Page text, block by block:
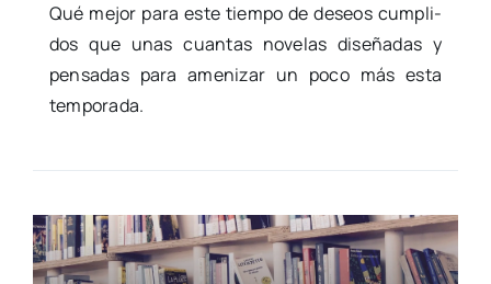
Qué mejor para este tiem­po de deseos cum­pli­
dos que unas cuan­tas nove­las dise­ña­das y
pen­sa­das para ame­ni­zar un poco más esta
tem­po­ra­da.